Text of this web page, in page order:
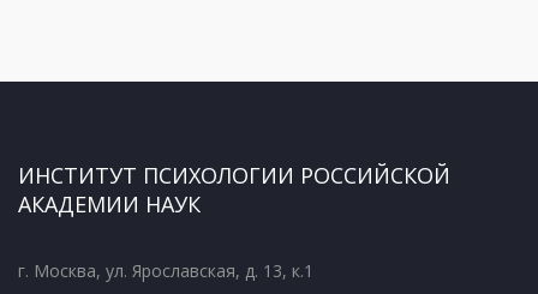
ИНСТИТУТ ПСИХОЛОГИИ РОССИЙСКОЙ
АКАДЕМИИ НАУК
г. Москва, ул. Ярославская, д. 13, к.1